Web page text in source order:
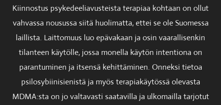
Kiinnostus psykedeeliavusteista terapiaa kohtaan on ollut
vahvassa nousussa siitä huolimatta, ettei se ole Suomessa
laillista. Laittomuus luo epävakaan ja osin vaarallisenkin
tilanteen käytölle, jossa monella käytön intentiona on
parantuminen ja itsensä kehittäminen. Onneksi tietoa
psilosybiinisienistä ja myös terapiakäytössä olevasta
MDMA:sta on jo valtavasti saatavilla ja ulkomailla tarjotut